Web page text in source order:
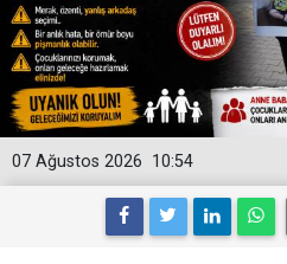
10:54
07 Ağustos 2026